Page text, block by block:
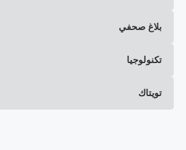
بلاغ صحفي
تكنولوجيا
تويتاك